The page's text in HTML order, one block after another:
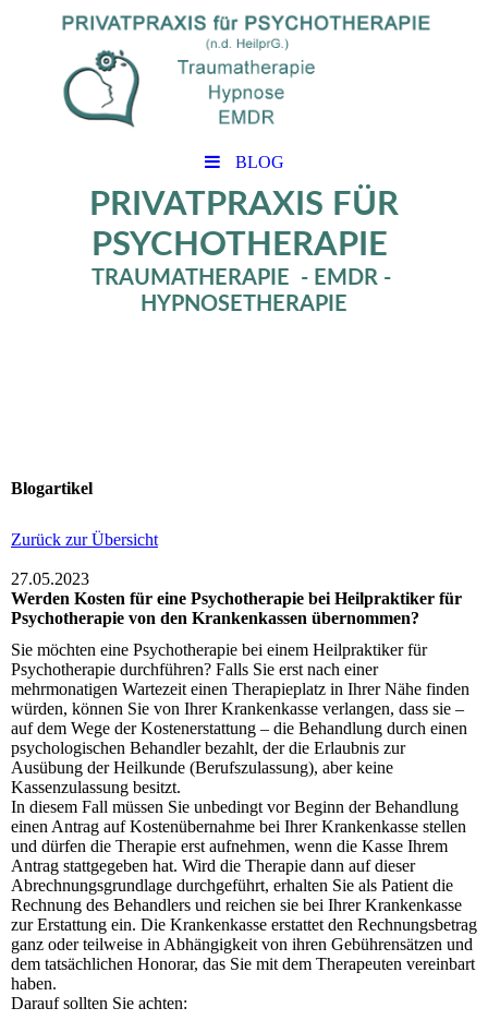
BLOG
PRIVATPRAXIS FÜR
PSYCHOTHERAPIE
TRAUMATHERAPIE - EMDR -
HYPNOSETHERAPIE
Blogartikel
Zurück zur Übersicht
27.05.2023
Werden Kosten für eine Psychotherapie bei Heilpraktiker für
Psychotherapie von den Krankenkassen übernommen?
Sie möchten eine Psychotherapie bei einem Heilpraktiker für
Psychotherapie durchführen? Falls Sie erst nach einer
mehrmonatigen Wartezeit einen Therapieplatz in Ihrer Nähe finden
würden, können Sie von Ihrer Krankenkasse verlangen, dass sie –
auf dem Wege der Kostenerstattung – die Behandlung durch einen
psychologischen Behandler bezahlt, der die Erlaubnis zur
Ausübung der Heilkunde (Berufszulassung), aber keine
Kassenzulassung besitzt.
In diesem Fall müssen Sie unbedingt vor Beginn der Behandlung
einen Antrag auf Kostenübernahme bei Ihrer Krankenkasse stellen
und dürfen die Therapie erst aufnehmen, wenn die Kasse Ihrem
Antrag stattgegeben hat. Wird die Therapie dann auf dieser
Abrechnungsgrundlage durchgeführt, erhalten Sie als Patient die
Rechnung des Behandlers und reichen sie bei Ihrer Krankenkasse
zur Erstattung ein. Die Krankenkasse erstattet den Rechnungsbetrag
ganz oder teilweise in Abhängigkeit von ihren Gebührensätzen und
dem tatsächlichen Honorar, das Sie mit dem Therapeuten vereinbart
haben.
Darauf sollten Sie achten: